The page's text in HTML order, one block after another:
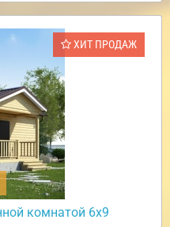
ХИТ ПРОДАЖ
комнатой 6х9